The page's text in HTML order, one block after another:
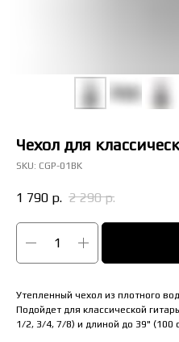
Чехол для
SKU: CGP-01BK
1 790 р. 2 290 р.
Утепленный чехол из плотного
Подойдет для классической
1/2, 3/4, 7/8) и длиной до 39" (100